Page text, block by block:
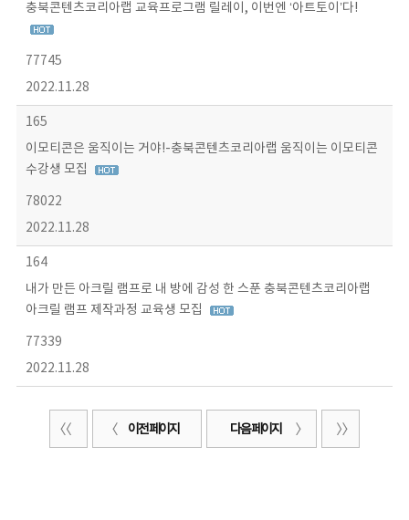
충북콘텐츠코리아랩 교육프로그램 릴레이, 이번엔 ‘아트토이’다!
77745
2022.11.28
165
이모티콘은 움직이는 거야!-충북콘텐츠코리아랩 움직이는 이모티콘
수강생 모집
78022
2022.11.28
164
내가 만든 아크릴 램프로 내 방에 감성 한 스푼 충북콘텐츠코리아랩
아크릴 램프 제작과정 교육생 모집
77339
2022.11.28
이전 페이지 다음 페이지